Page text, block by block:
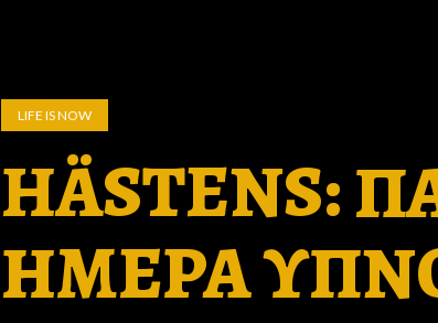
LIFE IS NOW
HÄSTENS:
ΗΜΕΡΑ